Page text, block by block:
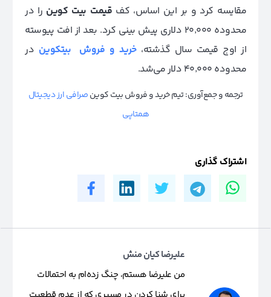
مقایسه کرد و بر این اساس، کف قیمت بیت کوین را در
محدوده 20٬000 دلاری پیش بینی کرد. بعد از افت پیوسته
از اوج قیمت سال گذشته،خرید و فروش بیتکوین در
محدوده 40٬000 دلار می‌شد.
ترجمه و جمع‌آوری: تیم خرید و فروش بیت کوینصرافی ارز دیجیتال
همتاپی
اشتراک گذاری
علیرضا کیان منش
من علیرضا هستم، چنگ زده‌ام به احتمالات